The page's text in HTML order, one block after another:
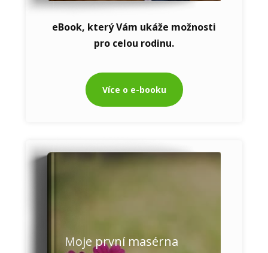
eBook, který Vám ukáže možnosti
pro celou rodinu.
Více o e-booku
Moje první masérna